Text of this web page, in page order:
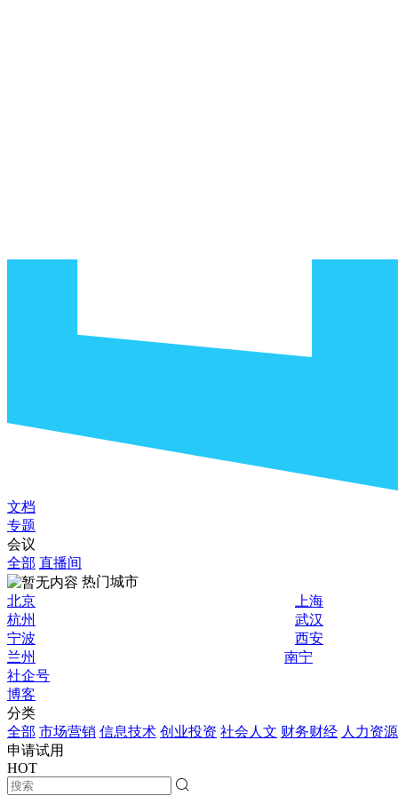
文档
专题
会议
全部 直播间
热门城市
北京
上海
杭州
武汉
宁波
西安
兰州
南宁
社企号
博客
分类
全部 市场营销 信息技术 创业投资 社会人文 财务财经 人力资源
申请试用
HOT